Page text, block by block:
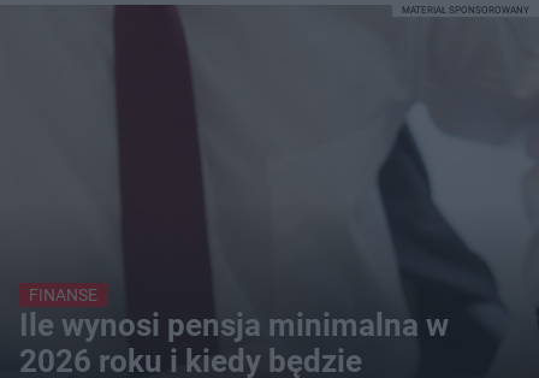
FINANSE
Ile wynosi pensja minimalna w
2026 roku i kiedy będzie
MATERIAŁ SPONSOROWANY